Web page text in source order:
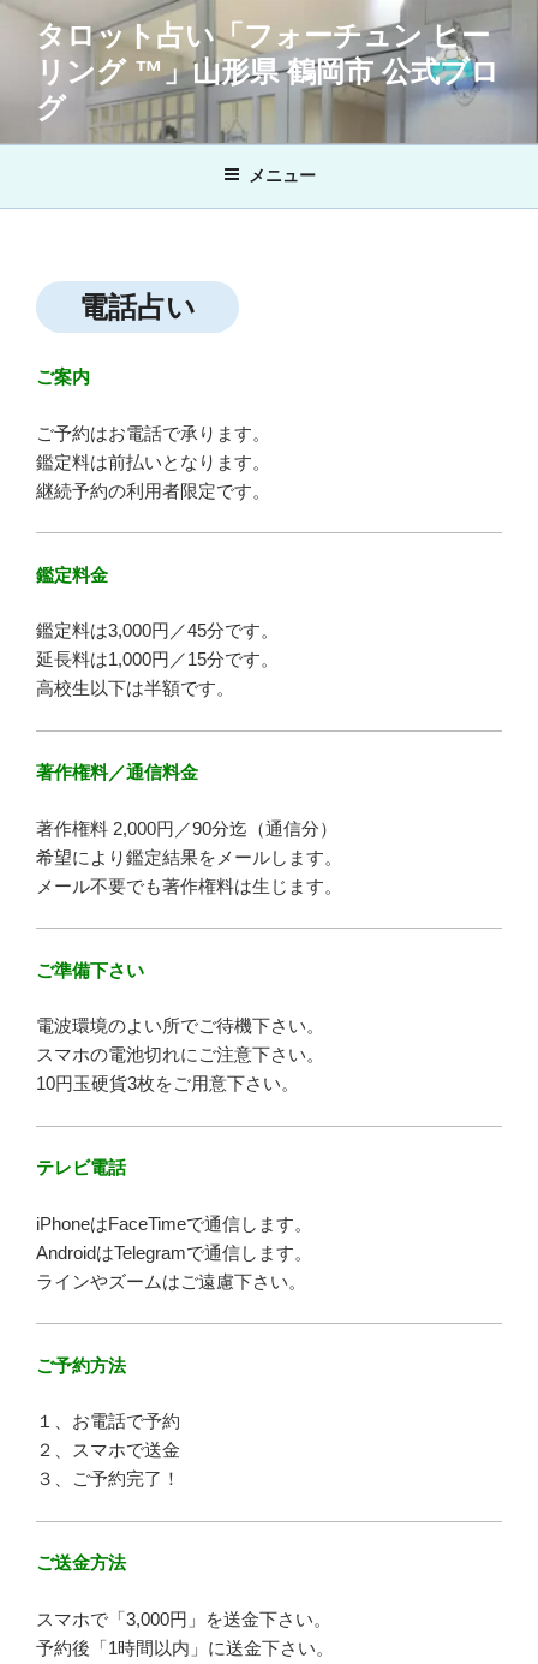
キ
タロット占い「フォーチュン ヒー
リング ™」山形県 鶴岡市 公式ブロ
グ
メニュー
電話占い
ご案内
ご予約はお電話で承ります。
鑑定料は前払いとなります。
継続予約の利用者限定です。
鑑定料金
鑑定料は3,000円／45分です。
延長料は1,000円／15分です。
高校生以下は半額です。
著作権料／通信料金
著作権料 2,000円／90分迄（通信分）
希望により鑑定結果をメールします。
メール不要でも著作権料は生じます。
ご準備下さい
電波環境のよい所でご待機下さい。
スマホの電池切れにご注意下さい。
10円玉硬貨3枚をご用意下さい。
テレビ電話
iPhoneはFaceTimeで通信します。
AndroidはTelegramで通信します。
ラインやズームはご遠慮下さい。
ご予約方法
１、お電話で予約
２、スマホで送金
３、ご予約完了！
ご送金方法
スマホで「3,000円」を送金下さい。
予約後「1時間以内」に送金下さい。